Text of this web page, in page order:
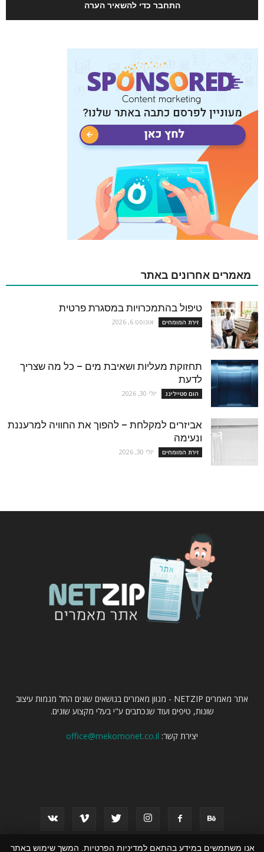
התחבר כדי להשאיר הערה
מאמרים אחרונים באתר
טיפול בהתמכרויות במסגרת פרטית
זירת המומחים אוגוסט 6, 2026
תחזוקת מעליות ושאיבת מים – כל מה שצריך
לדעת
הום סטיילינג יולי 30, 2026
אביזרים למקלחת – להפוך את החוויה למרעננת
ונעימה
זירת המומחים יולי 30, 2026
אתר מאמרים NETZIP - מגוון מאמרים בנושאים שונים החל מגמות עיצוב
שונות, טיפים ועוד שנכתבים ע"י בעלי מקצוע שונים.
יצירת קשר: office@mekomonet.co.il
אנו משתמשים במידע בהתאם למדיניות הפרטיות. המשך שימוש באתר